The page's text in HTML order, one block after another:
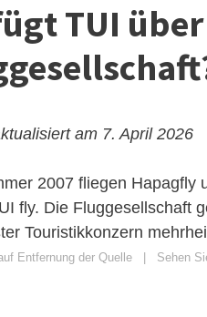
TUI
am 7. April 2026
2007 fliegen Hapagfly
fly. Die Fluggesellschaft
Touristikkonzern
Entfernung der Quelle Sehen